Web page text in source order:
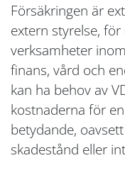
Försäkringen är
extern styrelse,
verksamheter
finans, vård och
kan ha behov av
kostnaderna för
betydande,
skadestånd eller